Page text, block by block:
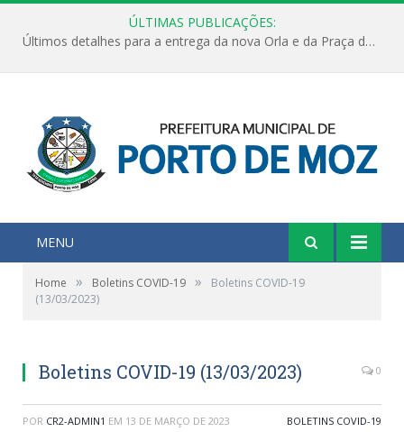
ÚLTIMAS PUBLICAÇÕES:
Últimos detalhes para a entrega da nova Orla e da Praça do Praião
MENU
Home » Boletins COVID-19 »
Boletins COVID-19
(13/03/2023)
Boletins COVID-19 (13/03/2023) 0
POR CR2-ADMIN1 EM 13 DE MARÇO DE 2023 BOLETINS COVID-19